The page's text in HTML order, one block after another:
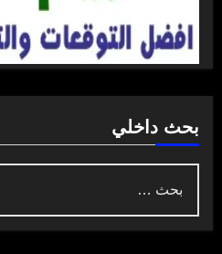
بحث داخلي
عن: